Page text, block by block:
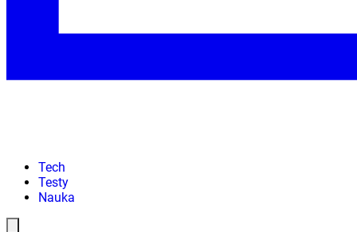
Tech
Testy
Nauka